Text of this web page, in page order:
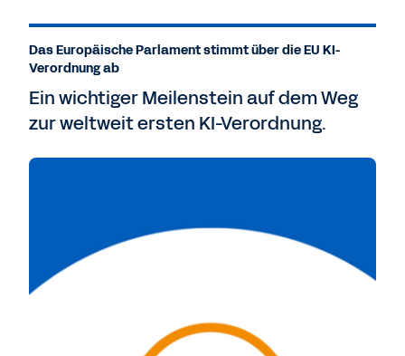
Das Europäische Parlament stimmt über die EU KI-
Verordnung ab
Ein wichtiger Meilenstein auf dem Weg
zur weltweit ersten KI-Verordnung.